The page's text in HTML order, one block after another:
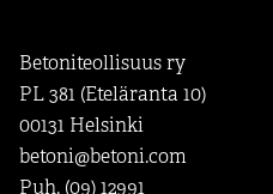
Betoniteollisuus ry
PL 381 (Eteläranta 10)
00131 Helsinki
betoni@betoni.com
Puh. (09) 12991